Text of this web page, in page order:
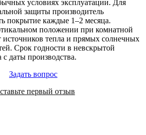
условиях эксплуатации. Для
защиты производитель
покрытие каждые 1–2 месяца.
положении при комнатной
источников тепла и прямых солнечных
Срок годности в невскрытой
даты производства.
Задать вопрос
первый отзыв